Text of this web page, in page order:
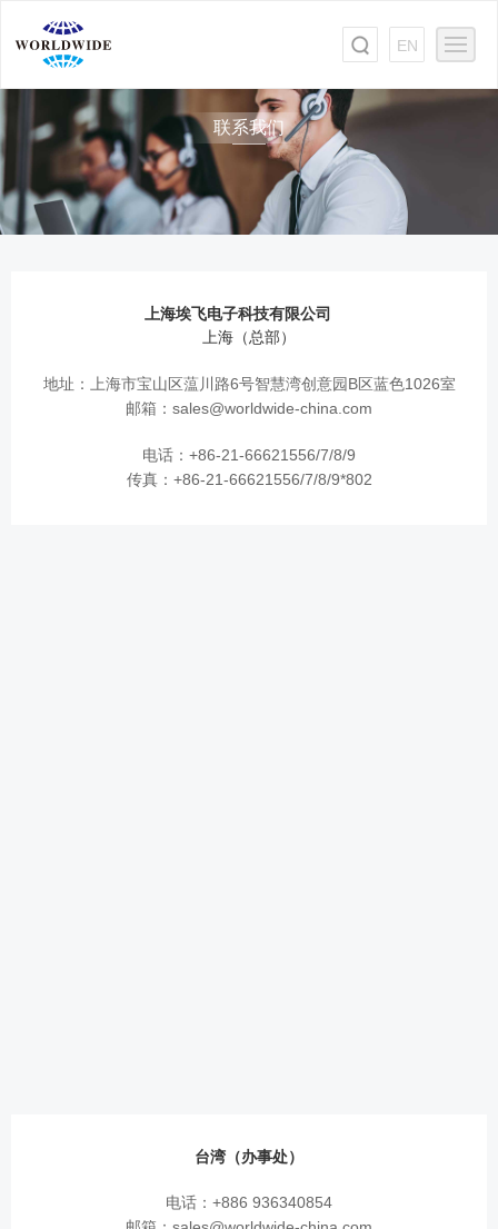
EN
联系我们
上海埃飞电子科技有限公司
上海（总部）
地址：上海市宝山区蕰川路6号智慧湾创意园B区蓝色1026室
邮箱：sales@worldwide-china.com
电话：+86-21-66621556/7/8/9
传真：+86-21-66621556/7/8/9*802
台湾（办事处）
电话：+886 936340854